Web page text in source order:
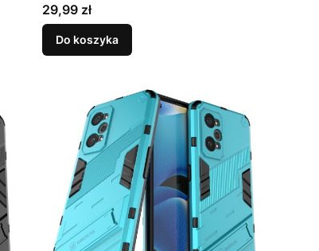
Cena
29,99 zł
Do koszyka